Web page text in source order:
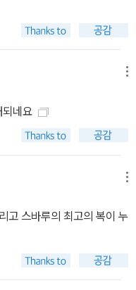
네요
고 스바루의 최고의 복이 누